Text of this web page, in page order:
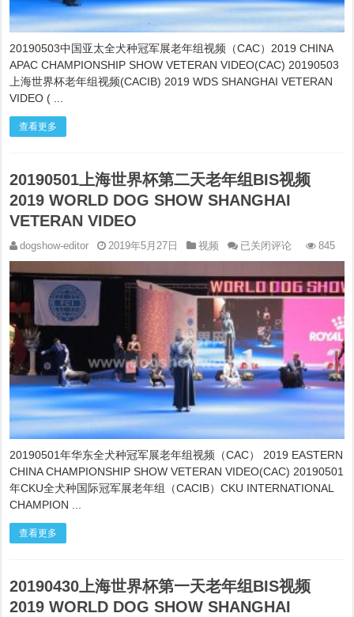
频
2019
WORLD
DOG
SHOW
SHANGHAI
VETERAN
20190503中国亚太全犬种冠军展老年组视频（CAC）2019 CHINA
APAC CHAMPIONSHIP SHOW VETERAN VIDEO(CAC) 20190503
上海世界杯老年组视频(CACIB) 2019 WDS SHANGHAI VETERAN
VIDEO ( ...
查看更多
20190501上海世界杯第二天老年组BIS视频
2019 WORLD DOG SHOW SHANGHAI
VETERAN VIDEO
dogshow-editor 2019年5月27日 视频
20190501
世
界
二
天
老
年
组
BIS
频
2019
WORLD
DOG
SHOW
已关闭评论 845
20190501年华东全犬种冠军展老年组视频（CAC） 2019 EASTERN
CHINA CHAMPIONSHIP SHOW VETERAN VIDEO(CAC) 20190501
年CKU全犬种国际冠军展老年组（CACIB）CKU INTERNATIONAL
CHAMPION ...
查看更多
20190430上海世界杯第一天老年组BIS视频
2019 WORLD DOG SHOW SHANGHAI